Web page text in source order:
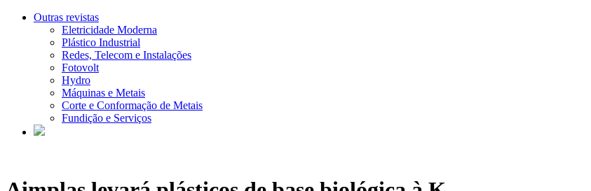
Outras revistas
Eletricidade Moderna
Plástico Industrial
Redes, Telecom e Instalações
Fotovolt
Hydro
Máquinas e Metais
Corte e Conformação de Metais
Fundição e Serviços